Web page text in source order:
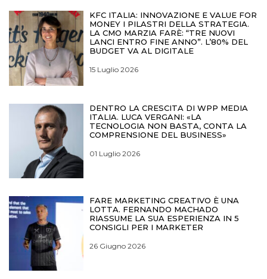
KFC ITALIA: INNOVAZIONE E VALUE FOR
MONEY I PILASTRI DELLA STRATEGIA.
LA CMO MARZIA FARÈ: “TRE NUOVI
LANCI ENTRO FINE ANNO”. L’80% DEL
BUDGET VA AL DIGITALE
15 Luglio 2026
DENTRO LA CRESCITA DI WPP MEDIA
ITALIA. LUCA VERGANI: «LA
TECNOLOGIA NON BASTA, CONTA LA
COMPRENSIONE DEL BUSINESS»
01 Luglio 2026
FARE MARKETING CREATIVO È UNA
LOTTA. FERNANDO MACHADO
RIASSUME LA SUA ESPERIENZA IN 5
CONSIGLI PER I MARKETER
26 Giugno 2026